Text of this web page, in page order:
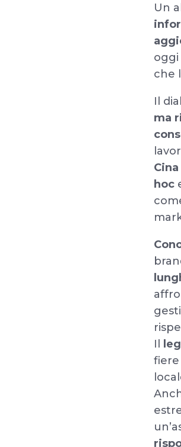
Un
oggi
che
Il
ma
Cina
hoc
Il